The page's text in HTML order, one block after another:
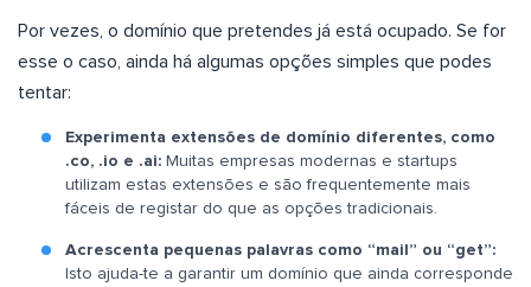
Por vezes, o domínio que pretendes já está ocupado. Se for
esse o caso, ainda há algumas opções simples que podes
tentar:
Experimenta extensões de domínio diferentes, como
.co, .io e .ai: Muitas empresas modernas e startups
utilizam estas extensões e são frequentemente mais
fáceis de registar do que as opções tradicionais.
Acrescenta pequenas palavras como “mail” ou “get”:
Isto ajuda-te a garantir um domínio que ainda corresponde